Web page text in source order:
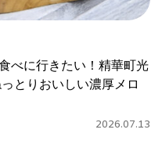
べに行きたい！精華町光
とりおいしい濃厚メロ
2026.07.13